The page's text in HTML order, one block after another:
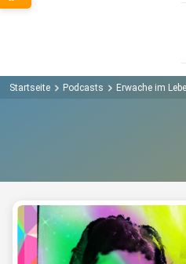
Startseite Podcasts Erwache im